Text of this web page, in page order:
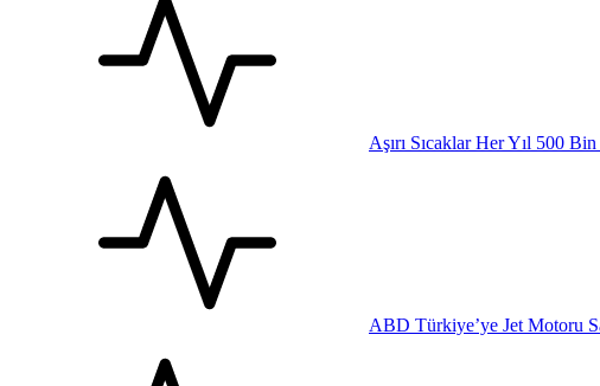
Aşırı Sıcaklar Her Yıl 500
ABD Türkiye’ye Jet Motoru